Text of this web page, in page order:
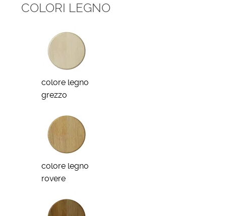
COLORI LEGNO
colore legno
grezzo
colore legno
rovere